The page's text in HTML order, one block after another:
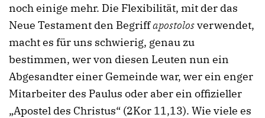
noch einige mehr. Die Flexibilität, mit der das
Neue Testament den Begriffapostolosverwendet,
macht es für uns schwierig, genau zu
bestimmen, wer von diesen Leuten nun ein
Abgesandter einer Gemeinde war, wer ein enger
Mitarbeiter des Paulus oder aber ein offizieller
„Apostel des Christus“ (2Kor 11,13). Wie viele es